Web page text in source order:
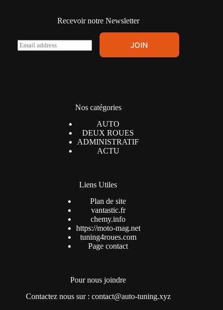
Recevoir notre Newsletter
E
m
JOIN
Nos catégories
AUTO
DEUX ROUES
ADMINISTRATIF
ACTU
Liens Utiles
Plan de site
vantastic.fr
chemy.info
https://moto-mag.net
tuning4roues.com
Page contact
Pour nous joindre
Contactez nous sur : contact@auto-tuning.xyz